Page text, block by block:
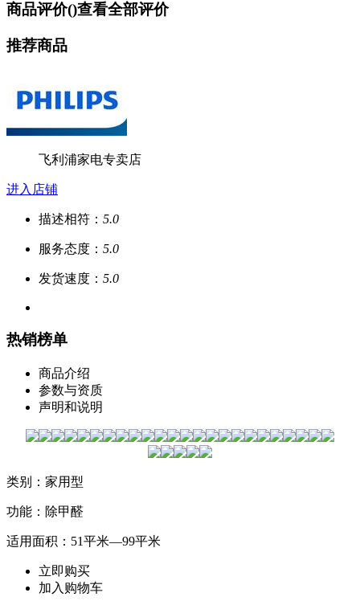
商品评价()查看全部评价
推荐商品
飞利浦家电专卖店
进入店铺
描述相符： 5.0
服务态度： 5.0
发货速度： 5.0
热销榜单
商品介绍
参数与资质
声明和说明
类别：家用型
功能：除甲醛
适用面积：51平米—99平米
立即购买
加入购物车